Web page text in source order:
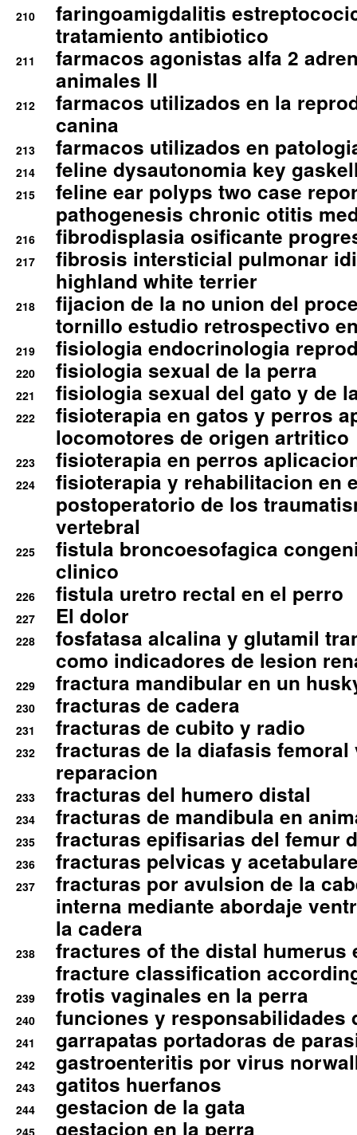
210
faringoamigdalitis
tratamiento antibiotico
211
farmacos agonistas alfa 2
animales II
212
farmacos utilizados en la
canina
213 farmacos utilizados en
214 feline dysautonomia key
215
feline ear polyps two case
pathogenesis chronic otitis
216 fibrodisplasia osificante
217
fibrosis intersticial pulmonar
highland white terrier
218
fijacion de la no union del
tornillo estudio retrospectivo
219 fisiologia endocrinologia
220 fisiologia sexual de la perra
221 fisiologia sexual del gato y de
222
fisioterapia en gatos y perros
locomotores de origen artritico
223 fisioterapia en perros
224
fisioterapia y rehabilitacion en
postoperatorio de los
vertebral
225
fistula broncoesofagica
clinico
226 fistula uretro rectal en el perro
227 El dolor
228
fosfatasa alcalina y glutamil
como indicadores de lesion
229 fractura mandibular en un
230 fracturas de cadera
231 fracturas de cubito y radio
232
fracturas de la diafasis
reparacion
233 fracturas del humero distal
234 fracturas de mandibula en
235 fracturas epifisarias del femur
236 fracturas pelvicas y
237
fracturas por avulsion de la
interna mediante abordaje
la cadera
238
fractures of the distal humerus
fracture classification
239 frotis vaginales en la perra
240 funciones y responsabilidades
241 garrapatas portadoras de
242 gastroenteritis por virus
243 gatitos huerfanos
244 gestacion de la gata
gestacion en la perra